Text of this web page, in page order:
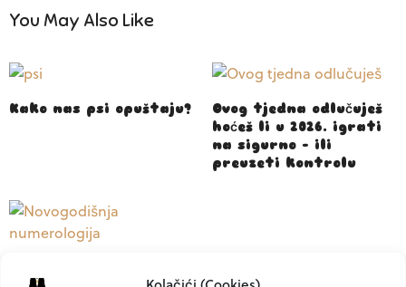
You May Also Like
Kako nas psi opuštaju?
Ovog tjedna odlučuješ
hoćeš li u 2026. igrati
na sigurno – ili
preuzeti kontrolu